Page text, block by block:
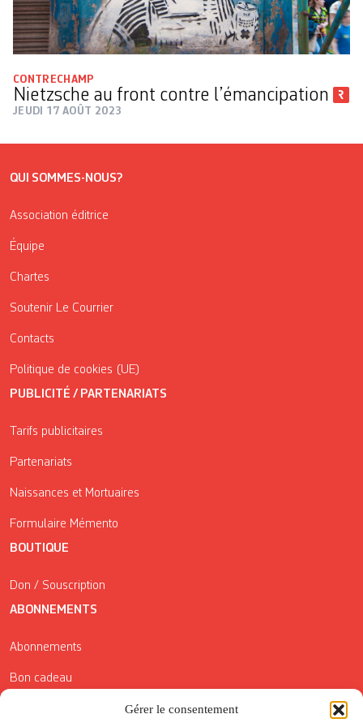
Gérer le consentement
CONTRECHAMP
Nietzsche au front contre l’émancipation
JEUDI 17 AOÛT 2023
QUI SOMMES-NOUS?
Association éditrice
Équipe
Chartes
Soutenir Le Courrier
Contacts
Politique de cookies (UE)
PUBLICITÉ / PARTENARIATS
Tarifs publicitaires
Partenariats
Naissances et Mortuaires
Formulaire Mémento
BOUTIQUE
Don / Souscription
ABONNEMENTS
Abonnements
Bon cadeau
Conditions générales de vente